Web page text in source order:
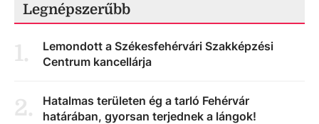
Legnépszerűbb
1.
Lemondott a Székesfehérvári Szakképzési
Centrum kancellárja
2.
Hatalmas területen ég a tarló Fehérvár
határában, gyorsan terjednek a lángok!